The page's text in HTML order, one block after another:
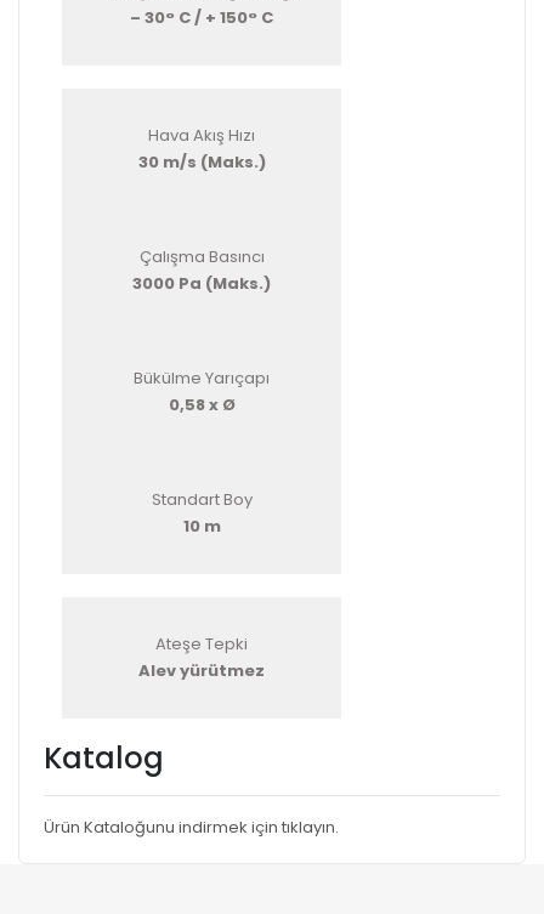
– 30° C / + 150° C
Hava Akış Hızı
30 m/s (Maks.)
Çalışma Basıncı
3000 Pa (Maks.)
Bükülme Yarıçapı
0,58 x Ø
Standart Boy
10 m
Ateşe Tepki
Alev yürütmez
Katalog
Ürün Kataloğunu indirmek için tıklayın.